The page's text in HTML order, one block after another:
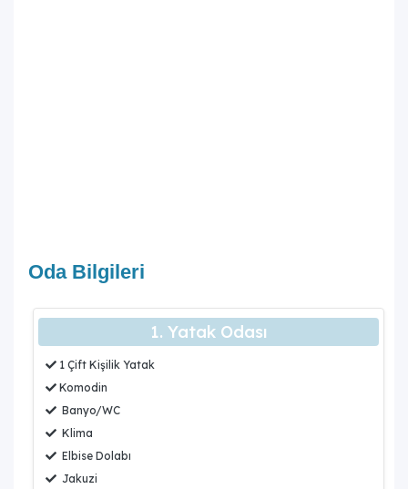
Oda Bilgileri
1. Yatak Odası
1 Çift Kişilik Yatak
Komodin
Banyo/WC
Klima
Elbise Dolabı
Jakuzi